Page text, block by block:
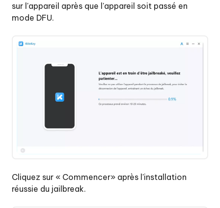
sur l'appareil après que l'appareil soit passé en
mode DFU.
Cliquez sur « Commencer» après l'installation
réussie du jailbreak.